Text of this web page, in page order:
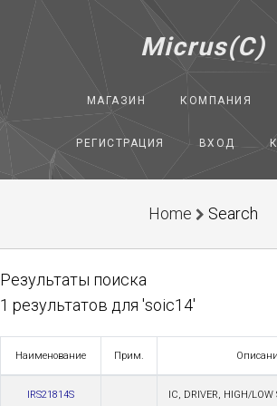
Micrus(C)
МАГАЗИН КОМПАНИЯ
РЕГИСТРАЦИЯ ВХОД
Home Search
Результаты поиска
1 результатов для 'soic14'
Наименование Прим.
IRS21814S IC, DRIVER, HIGH/LOW